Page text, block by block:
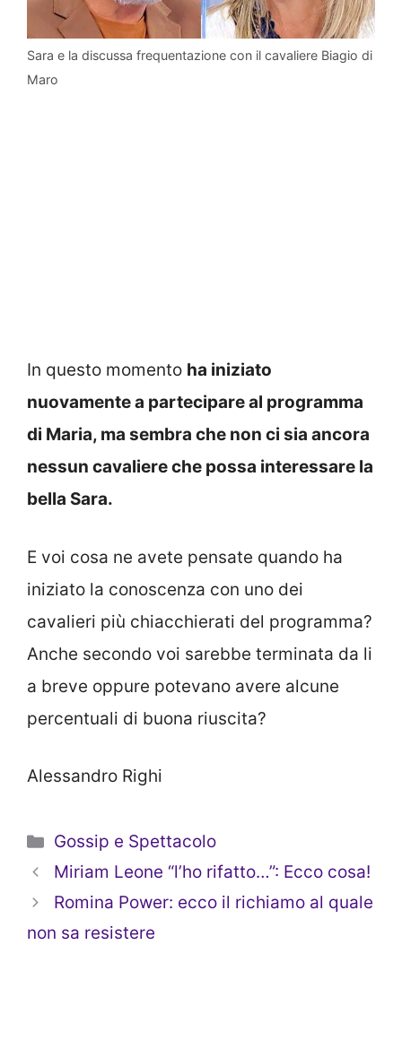
Sara e la discussa frequentazione con il cavaliere Biagio di
Maro
In questo momento ha iniziato
nuovamente a partecipare al programma
di Maria, ma sembra che non ci sia ancora
nessun cavaliere che possa interessare la
bella Sara.
E voi cosa ne avete pensate quando ha
iniziato la conoscenza con uno dei
cavalieri più chiacchierati del programma?
Anche secondo voi sarebbe terminata da li
a breve oppure potevano avere alcune
percentuali di buona riuscita?
Alessandro Righi
Categorie
Gossip e Spettacolo
Miriam Leone “l’ho rifatto…”: Ecco cosa!
Romina Power: ecco il richiamo al quale
non sa resistere